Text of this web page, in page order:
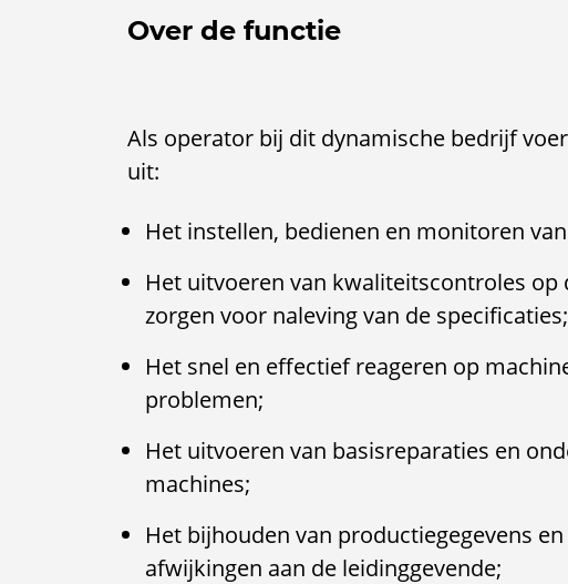
Over de functie
Als operator bij dit dynamische bedrijf
uit:
Het instellen, bedienen en monitoren
Het uitvoeren van kwaliteitscontroles
zorgen voor naleving van de specificaties;
Het snel en effectief reageren op
problemen;
Het uitvoeren van basisreparaties en
machines;
Het bijhouden van productiegegevens
afwijkingen aan de leidinggevende;